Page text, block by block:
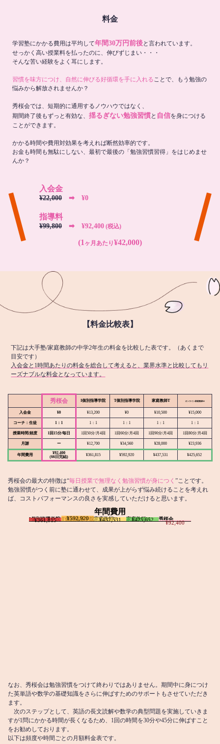
料金
学習塾にかかる費用は平均して年間30万円前後と言われています。
せっかく高い授業料を払ったのに、伸びずじまい・・・
そんな苦い経験をよく耳にします。
習慣を味方につけ、自然に伸びる好循環を手に入れる ことで、もう勉強の
悩みから解放されませんか？
秀桜会では、短期的に通用するノウハウではなく、
期間終了後もずっと有効な、 揺るぎない勉強習慣と 自信を身につける
ことができます。
かかる時間や費用対効果を考えれば断然効率的です。
お金も時間も無駄にしない、最初で最後の「勉強習慣習得」をはじめませ
んか？
入会金
¥22,000 ➡︎ ¥0
指導料
¥99,800 ➡︎ ¥92,400 (税込)
(1 ヶ月あたり¥42,000)
【料金比較表】
下記は大手塾/家庭教師の中学2年生の料金を比較した表です。（あくまで
目安です）
入会金と1時間あたりの料金を総合して考えると、業界水準と比較してもリ
ーズナブルな料金となっています。
秀桜会 I個別指導学院 T個別指導学院 家庭教師T オンライン家庭教師M
入会金 ¥0 ¥13,200 ¥0 ¥10,500 ¥15,000
コーチ：生徒 1：1 1：1 1：1 1：1 1：1
授業時間/頻度 1回15分/毎日 1回50分/月4回 1回60分/月4回 1回90分/月4回 1回80分/月4回
月謝 ー ¥12,700 ¥34,560 ¥28,000 ¥23,936
年間費用
¥92,400
(66日完結)
¥361,815 ¥592,920 ¥437,531 ¥425,652
秀桜会の最大の特徴は“毎日授業で無理なく勉強習慣が身につく ”ことです。
勉強習慣がつく前に塾に通わせて、成果が上がらず悩み続けることを考えれ
ば、コストパフォーマンスの良さを実感していただけると思います。
年間費用
I個別指導学院
¥361,815 T個別指導学院
¥592,920 家庭教師T
¥437,531 家庭教師M
¥425,652 秀桜会
¥92,400
なお、秀桜会は勉強習慣をつけて終わりではありません。期間中に身につけ
た英単語や数学の基礎知識をさらに伸ばすためのサポートもさせていただき
ます。
次のステップとして、英語の長文読解や数学の典型問題を実施していきま
すが1問にかかる時間が長くなるため、1回の時間を30分や45分に伸ばすこと
をお勧めしております。
以下は頻度や時間ごとの月額料金表です。